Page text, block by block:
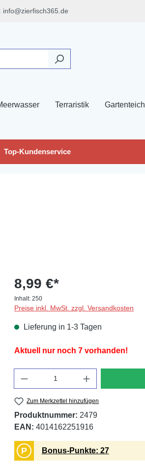
info@zierfisch365.de
Terraristik Gartenteich
Top-Kundenservice
8,99 €*
Inhalt: 250
Preise inkl. MwSt. zzgl. Versandkosten
Lieferung in 1-3 Tagen
Aktuell nur noch 7 vorhanden!
Zum Merkzettel hinzufügen
Produktnummer: 2479
EAN: 4014162251916
P Bonus-Punkte: 27